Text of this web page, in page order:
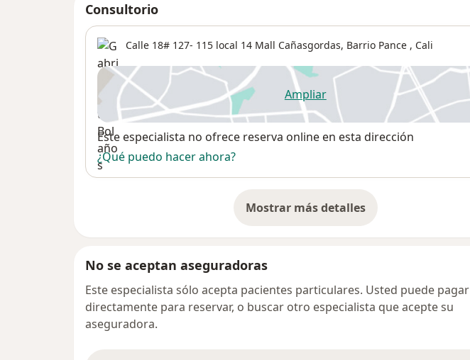
Consultorio
Calle 18# 127- 115 local 14 Mall Cañasgordas, Barrio Pance , Cali
Ampliarse abre en una nueva pestaña
Disponibilidad
Este especialista no ofrece reserva online en esta dirección
¿Qué puedo hacer ahora?
Mostrar más detalles
sobre la dirección
No se aceptan aseguradoras
Este especialista sólo acepta pacientes particulares. Usted puede pagar
directamente para reservar, o buscar otro especialista que acepte su
aseguradora.